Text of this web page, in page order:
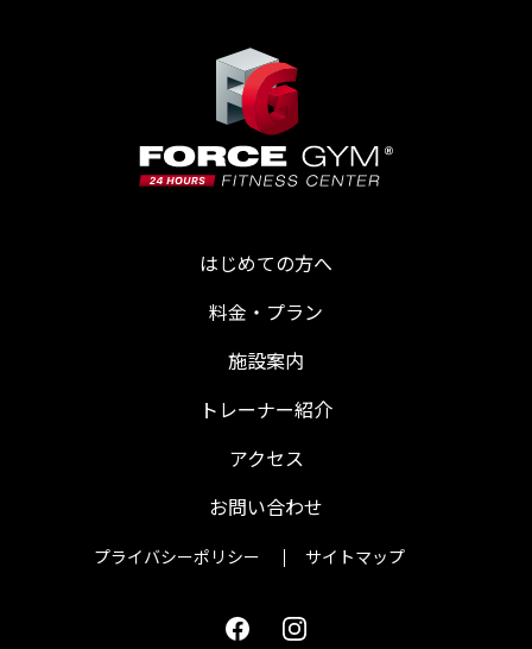
はじめての方へ
料金・プラン
施設案内
トレーナー紹介
アクセス
お問い合わせ
プライバシーポリシー サイトマップ
FacebookInstagram